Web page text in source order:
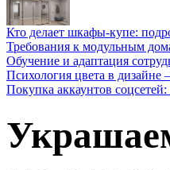
Кто делает шкафы-купе:
Требования к модульным
Обучение и адаптация
Психология цвета в дизайне
Покупка аккаунтов